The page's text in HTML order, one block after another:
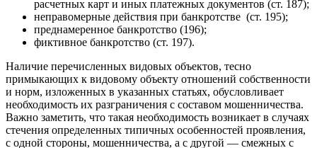
расчетных карт и иных платежных документов (ст. 187);
неправомерные действия при банкротстве (ст. 195);
преднамеренное банкротство (196);
фиктивное банкротство (ст. 197).
Наличие перечисленных видовых объектов, тесно
примыкающих к видовому объекту отношений собственности
и норм, изложенных в указанных статьях, обусловливает
необходимость их разграничения с составом мошенничества.
Важно заметить, что такая необходимость возникает в случаях
стечения определенных типичных особенностей проявления,
с одной стороны, мошенничества, а с другой — смежных с